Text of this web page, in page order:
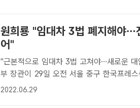
원희룡 "임대차 3법 폐지해야…
어"
"근본적으로 임대차 3법 고쳐야…새로운 대안 제시할 것
부 장관이 29일 오전 서울 중구 한국프레
에 참석해 모두 발언하고 있다. /윤웅 기자[
2022.06.29